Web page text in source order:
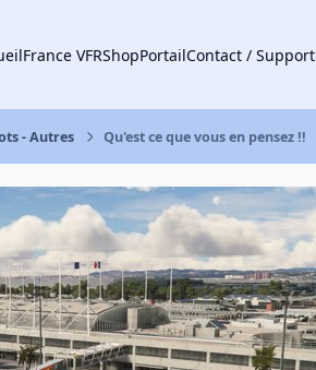
France VFRShopPortailContact / Support
- Autres Qu'est ce que vous en pensez !!